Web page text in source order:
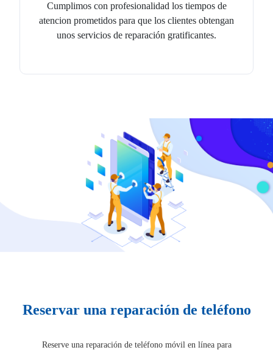
Cumplimos con profesionalidad los tiempos de
atencion prometidos para que los clientes obtengan
unos servicios de reparación gratificantes.
Reservar una reparación de teléfono
Reserve una reparación de teléfono móvil en línea para